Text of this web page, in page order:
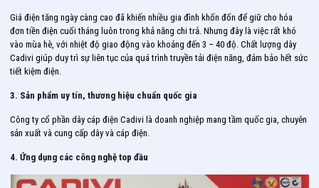
Giá điện tăng ngày càng cao đã khiến nhiều gia đình khốn đốn để giữ cho hóa
đơn tiền điện cuối tháng luôn trong khả năng chi trả. Nhưng đây là việc rất khó
vào mùa hè, với nhiệt độ giao động vào khoảng đến 3 – 40 độ. Chất lượng dây
Cadivi giúp duy trì sự liên tục của quá trình truyền tải điện năng, đảm bảo hết sức
tiết kiệm điện.
3. Sản phẩm uy tín, thương hiệu chuẩn quốc gia
Công ty cổ phần dây cáp điện Cadivi là doanh nghiệp mang tầm quốc gia, chuyên
sản xuất và cung cấp dây và cáp điện.
4. Ứng dụng các công nghệ top đầu